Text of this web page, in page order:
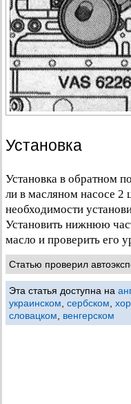
Установка
Установка в обратном
ли в масляном насосе 2
необходимости
Установить нижнюю
масло и проверить его
Статью проверил
Эта статья доступна на
украинском сербском
словацком
венгерском